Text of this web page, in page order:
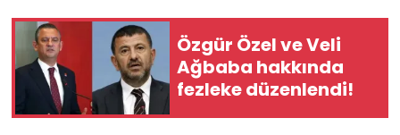
Özgür Özel ve Veli
Ağbaba hakkında
fezleke düzenlendi!
Yurt